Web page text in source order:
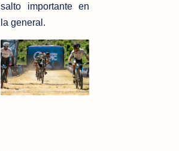
salto importante en
la general.